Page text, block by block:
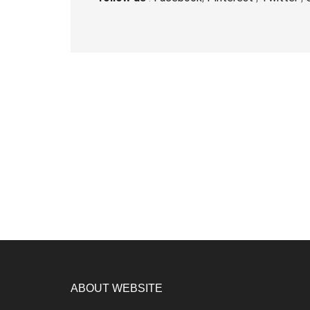
ABOUT WEBSITE